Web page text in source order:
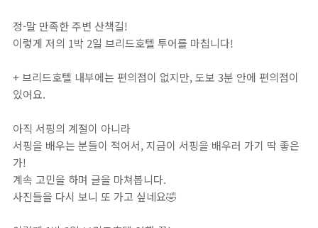
정-말 만족한 주변 산책길!
이렇게 저의 1박 2일 브리드호텔 투어를 마칩니다!
+ 브리드호텔 내부에는 편의점이 없지만, 도보 3분 안에 편의점이
있어요.
아직 서핑의 계절이 아니라
서핑을 배우는 분들이 적어서, 지금이 서핑을 배우러 가기 딱 좋은
가!
계속 고민을 하며 글을 마쳐봅니다.
사진들을 다시 보니 또 가고 싶네요🤣